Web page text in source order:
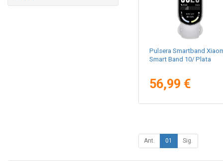
Pulsera Smartband
Smart Band 10/ Plata
56,99 €
Ant. 01 Sig.